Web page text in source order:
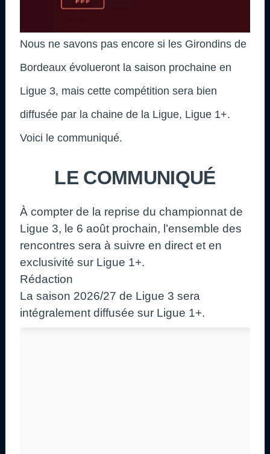
Nous ne savons pas encore si les Girondins de
Bordeaux évolueront la saison prochaine en
Ligue 3, mais cette compétition sera bien
diffusée par la chaine de la Ligue, Ligue 1+.
Voici le communiqué.
LE COMMUNIQUÉ
À compter de la reprise du championnat de
Ligue 3, le 6 août prochain, l’ensemble des
rencontres sera à suivre en direct et en
exclusivité sur Ligue 1+.
Rédaction
La saison 2026/27 de Ligue 3 sera
intégralement diffusée sur Ligue 1+.